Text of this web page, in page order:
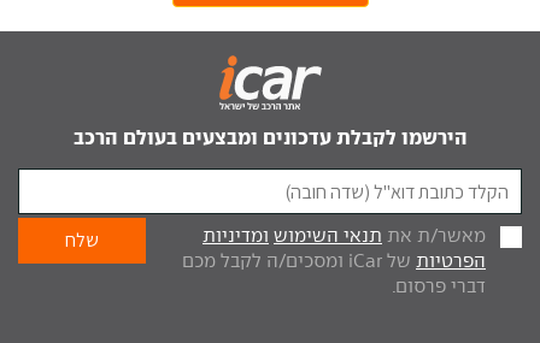
הירשמו לקבלת עדכונים ומבצעים בעולם הרכב
מאשר/ת את תנאי השימוש ומדיניות
הפרטיות
של iCar ומסכים/ה לקבל מכם
דברי פרסום.